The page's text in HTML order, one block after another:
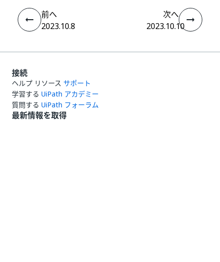
前へ
2023.10.8
次へ
2023.10.10
接続
ヘルプ リソース サポート
学習する UiPath アカデミー
質問する UiPath フォーラム
最新情報を取得